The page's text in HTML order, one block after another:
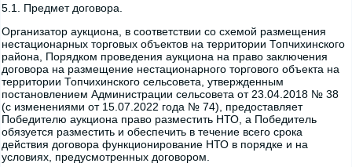
5.1. Предмет договора.
Организатор аукциона, в соответствии со схемой размещения
нестационарных торговых объектов на территории Топчихинского
района, Порядком проведения аукциона на право заключения
договора на размещение нестационарного торгового объекта на
территории Топчихинского сельсовета, утвержденным
постановлением Администрации сельсовета от 23.04.2018 № 38
(с изменениями от 15.07.2022 года № 74), предоставляет
Победителю аукциона право разместить НТО, а Победитель
обязуется разместить и обеспечить в течение всего срока
действия договора функционирование НТО в порядке и на
условиях, предусмотренных договором.